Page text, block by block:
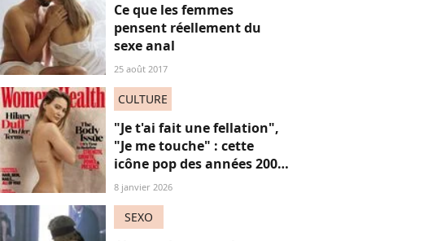
Ce que les femmes
pensent réellement du
sexe anal
25 août 2017
CULTURE
"Je t'ai fait une fellation",
"Je me touche" : cette
icône pop des années 2000
revient enfin avec un son
les réacs
8 janvier 2026
SEXO